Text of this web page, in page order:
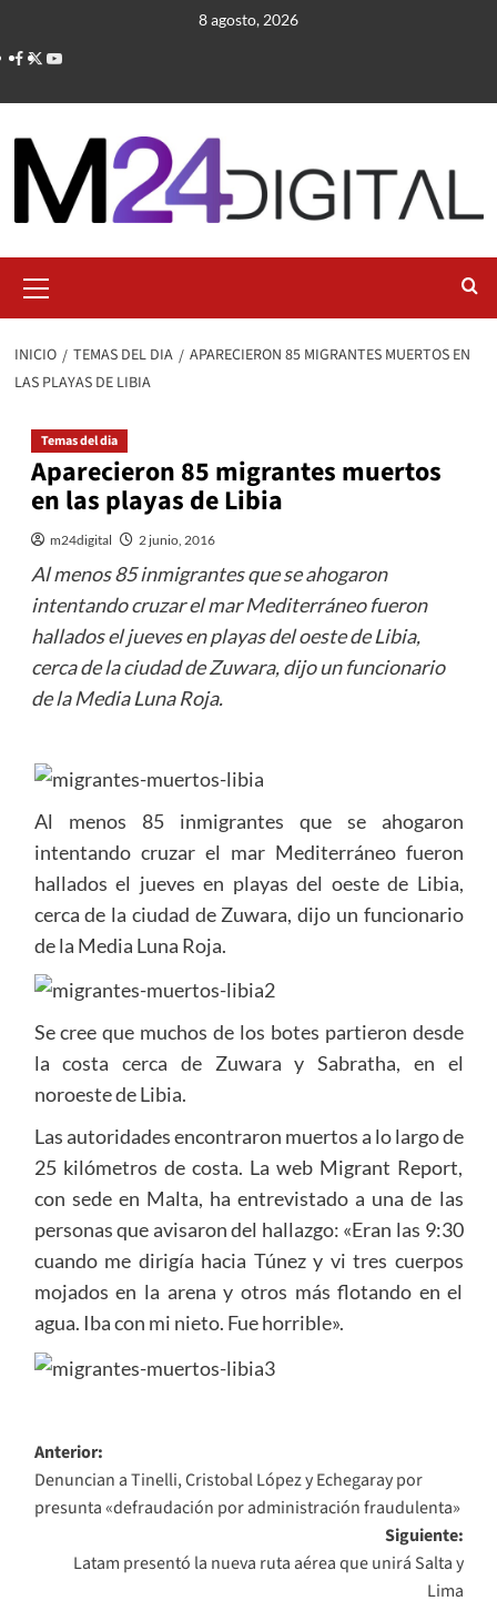
contenido
8 agosto, 2026
primario
INICIO TEMAS DEL DIA
APARECIERON 85 MIGRANTES MUERTOS EN
LAS PLAYAS DE LIBIA
Temas del dia
Aparecieron 85 migrantes muertos
en las playas de Libia
m24digital 2 junio, 2016
Al menos 85 inmigrantes que se ahogaron
intentando cruzar el mar Mediterráneo fueron
hallados el jueves en playas del oeste de Libia,
cerca de la ciudad de Zuwara, dijo un funcionario
de la Media Luna Roja.
Al menos 85 inmigrantes que se ahogaron
intentando cruzar el mar Mediterráneo fueron
hallados el jueves en playas del oeste de Libia,
cerca de la ciudad de Zuwara, dijo un funcionario
de la Media Luna Roja.
Se cree que muchos de los botes partieron desde
la costa cerca de Zuwara y Sabratha, en el
noroeste de Libia.
Las autoridades encontraron muertos a lo largo de
25 kilómetros de costa. La web Migrant Report,
con sede en Malta, ha entrevistado a una de las
personas que avisaron del hallazgo: «Eran las 9:30
cuando me dirigía hacia Túnez y vi tres cuerpos
mojados en la arena y otros más flotando en el
agua. Iba con mi nieto. Fue horrible».
Navegación
de
entradas
Anterior:
Denuncian a Tinelli, Cristobal López y Echegaray por
presunta «defraudación por administración fraudulenta»
Siguiente:
Latam presentó la nueva ruta aérea que unirá Salta y
Lima